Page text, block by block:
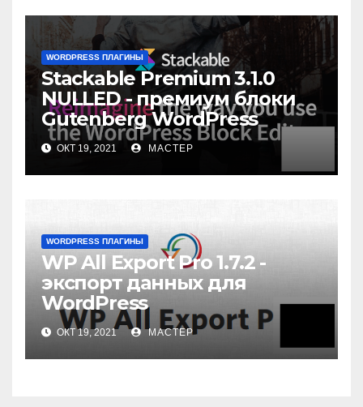
WORDPRESS ПЛАГИНЫ
Stackable Premium 3.1.0
NULLED - премиум блоки
Gutenberg WordPress
ОКТ 19, 2021 МАСТЕР
WORDPRESS ПЛАГИНЫ
WP All Export Pro 1.7.2 -
экспорт данных для
WordPress
ОКТ 19, 2021 МАСТЕР